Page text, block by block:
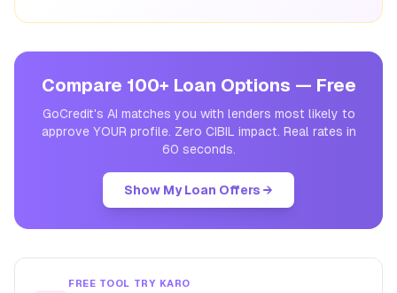
Compare 100+ Loan Options — Free
GoCredit's AI matches you with lenders most likely to
approve YOUR profile. Zero CIBIL impact. Real rates in
60 seconds.
Show My Loan Offers →
FREE TOOL TRY KARO